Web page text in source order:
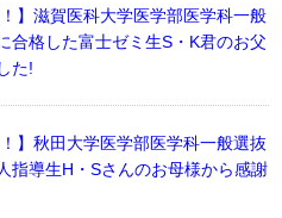
！】滋賀医科大学医学部医学科一般
合格した富士ゼミ生S・K君のお父
た!
！】秋田大学医学部医学科一般選抜
指導生H・Sさんのお母様から感謝